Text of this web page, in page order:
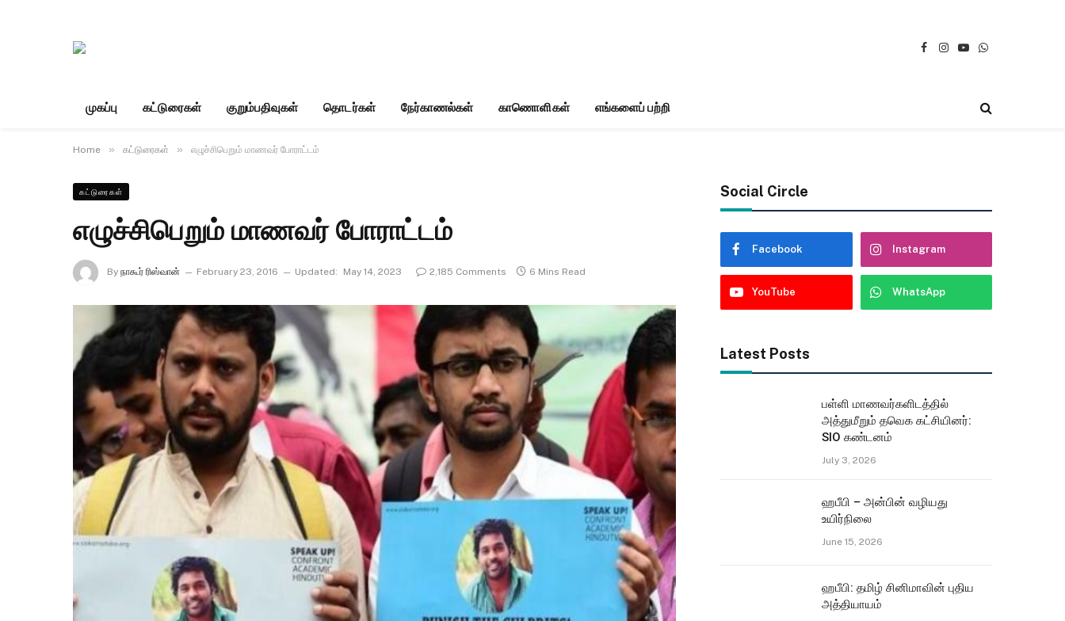
Facebook
Instagram
YouTubeWhatsApp
முகப்பு கட்டுரைகள் குறும்பதிவுகள் தொடர்கள் நேர்காணல்கள் காணொளிகள் எங்களைப் பற்றி
Home » கட்டுரைகள் » எழுச்சிபெறும் மாணவர் போராட்டம்
கட்டுரைகள்
எழுச்சிபெறும் மாணவர் போராட்டம்
By நாகூர் ரிஸ்வான் February 23, 2016 Updated: May 14, 2023 2,185 Comments 6 Mins Read
Social Circle
Facebook Instagram
YouTube WhatsApp
Latest Posts
பள்ளி மாணவர்களிடத்தில்
அத்துமீறும் தவெக கட்சியினர்:
SIO கண்டனம்
July 3, 2026
ஹபீபி – அன்பின் வழியது
உயிர்நிலை
June 15, 2026
ஹபீபி: தமிழ் சினிமாவின் புதிய
அத்தியாயம்